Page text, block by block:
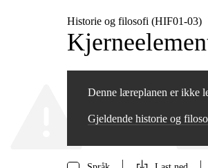
Historie og filosofi (HIF01‑03)
Denne læreplanen er ikke
Gjeldende historie og